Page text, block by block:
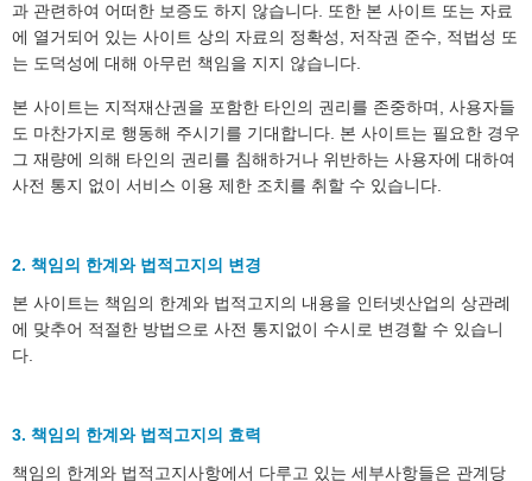
과 관련하여 어떠한 보증도 하지 않습니다. 또한 본 사이트 또는 자료
에 열거되어 있는 사이트 상의 자료의 정확성, 저작권 준수, 적법성 또
는 도덕성에 대해 아무런 책임을 지지 않습니다.
본 사이트는 지적재산권을 포함한 타인의 권리를 존중하며, 사용자들
도 마찬가지로 행동해 주시기를 기대합니다. 본 사이트는 필요한 경우
그 재량에 의해 타인의 권리를 침해하거나 위반하는 사용자에 대하여
사전 통지 없이 서비스 이용 제한 조치를 취할 수 있습니다.
2. 책임의 한계와 법적고지의 변경
본 사이트는 책임의 한계와 법적고지의 내용을 인터넷산업의 상관례
에 맞추어 적절한 방법으로 사전 통지없이 수시로 변경할 수 있습니
다.
3. 책임의 한계와 법적고지의 효력
책임의 한계와 법적고지사항에서 다루고 있는 세부사항들은 관계당